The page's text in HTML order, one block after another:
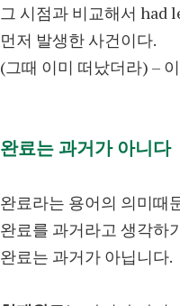
그 시점과 비교해서 had
먼저 발생한 사건이다.
(그때 이미 떠났더라) –
완료는 과거가 아니다
완료라는 용어의 의미때
완료를 과거라고 생각하
완료는 과거가 아닙니다.